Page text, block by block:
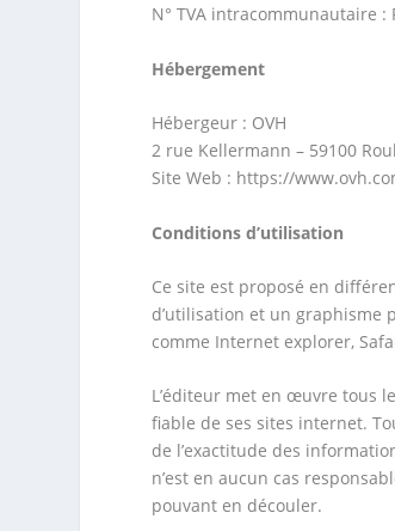
N° TVA intracommunautaire :
Hébergement
Hébergeur : OVH
2 rue Kellermann – 59100
Site Web : https://
Conditions d’utilisation
Ce site est proposé en
d’utilisation et un graphisme
comme Internet explorer,
L’éditeur met en œuvre tous
fiable de ses sites internet.
de l’exactitude des
n’est en aucun cas
pouvant en découler.